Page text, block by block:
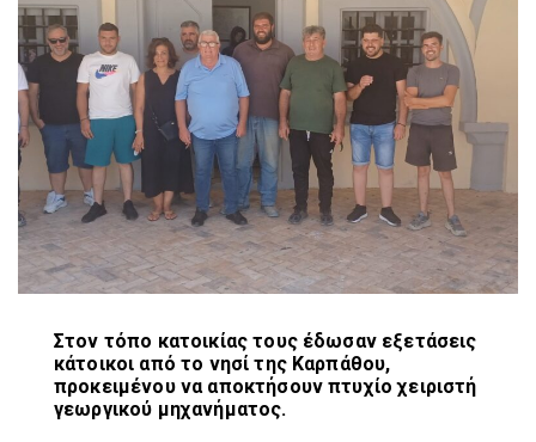
Στον τόπο κατοικίας τους έδωσαν εξετάσεις
κάτοικοι από το νησί της Καρπάθου,
προκειμένου να αποκτήσουν πτυχίο χειριστή
γεωργικού μηχανήματος.